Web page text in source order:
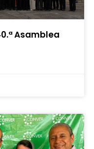
Asamblea